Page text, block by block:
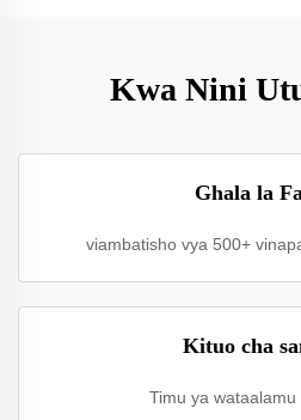
Kwa Nini
Ghala la
viambatisho vya 500+
Kituo cha
Timu ya